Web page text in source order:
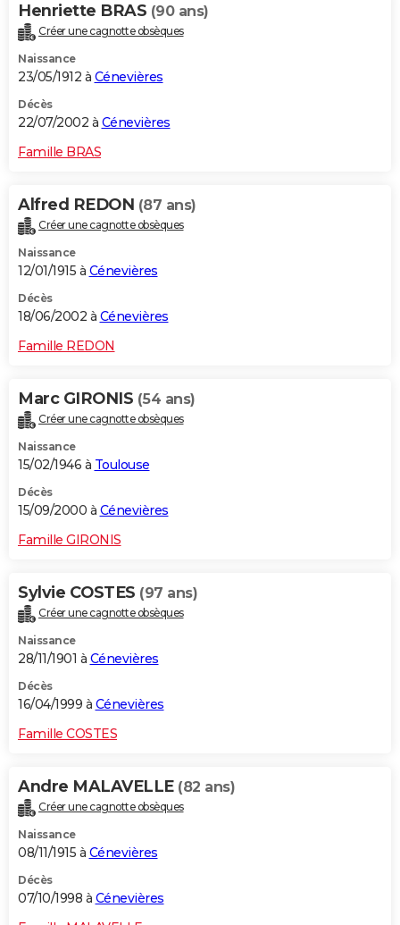
Henriette BRAS (90 ans)
Créer une cagnotte obsèques
Naissance
23/05/1912 à Cénevières
Décès
22/07/2002 à Cénevières
Famille BRAS
Alfred REDON (87 ans)
Créer une cagnotte obsèques
Naissance
12/01/1915 à Cénevières
Décès
18/06/2002 à Cénevières
Famille REDON
Marc GIRONIS (54 ans)
Créer une cagnotte obsèques
Naissance
15/02/1946 à Toulouse
Décès
15/09/2000 à Cénevières
Famille GIRONIS
Sylvie COSTES (97 ans)
Créer une cagnotte obsèques
Naissance
28/11/1901 à Cénevières
Décès
16/04/1999 à Cénevières
Famille COSTES
Andre MALAVELLE (82 ans)
Créer une cagnotte obsèques
Naissance
08/11/1915 à Cénevières
Décès
07/10/1998 à Cénevières